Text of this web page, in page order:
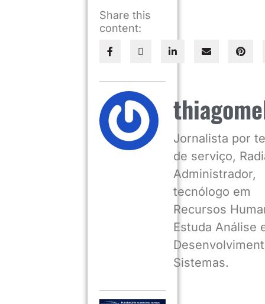
Share this
content:
Jornalista por
de serviço,
Administrador,
tecnólogo em
Recursos
Estuda Análise
Sistemas.